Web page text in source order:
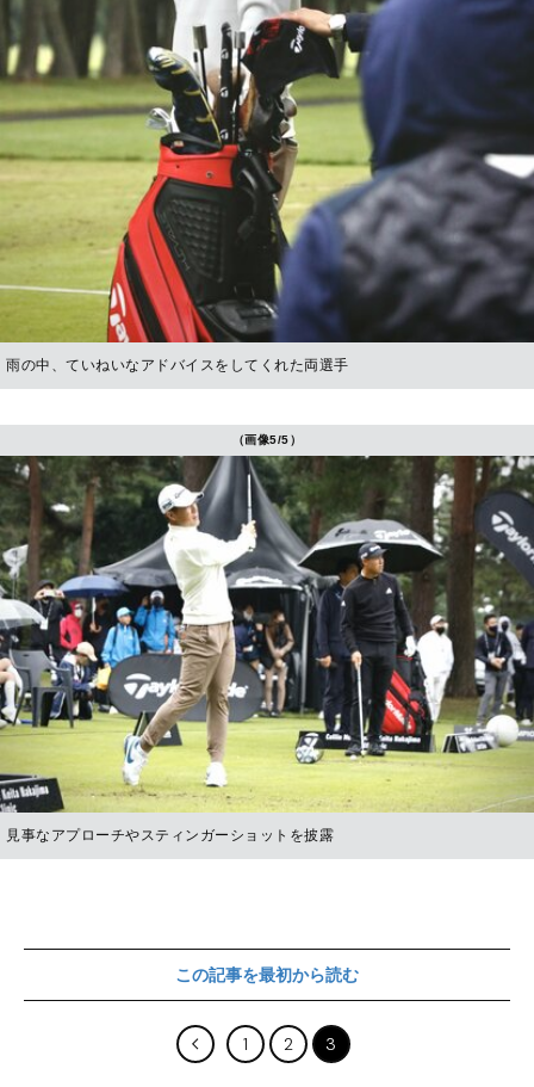
雨の中、ていねいなアドバイスをしてくれた両選手
（画像5/5）
見事なアプローチやスティンガーショットを披露
この記事を最初から読む
1 2 3